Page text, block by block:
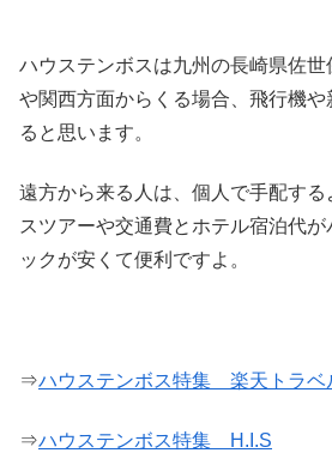
ハウステンボスは九州の長崎県佐
や関西方面からくる場合、飛行機
ると思います。
遠方から来る人は、個人で手配す
スツアーや交通費とホテル宿泊代
ックが安くて便利ですよ。
⇒ハウステンボス特集 楽天トラベ
⇒ハウステンボス特集 H.I.S